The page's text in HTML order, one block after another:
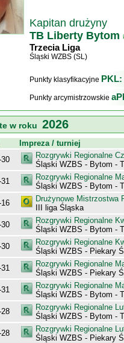
Kapitan drużyny
TB Liberty Bytom
Trzecia Liga
Śląski WZBS (SL)
Punkty klasyfikacyjne PKL:
Punkty arcymistrzowskie
w roku 2026
Impreza / turniej
Rozgrywki Regionalne
Śląski WZBS - Bytom -
Rozgrywki Regionalne
Śląski WZBS - Bytom -
Drużynowe Mistrzostwa
III liga Śląska
Rozgrywki Regionalne
Śląski WZBS - Bytom -
Rozgrywki Regionalne
Śląski WZBS - Piekary
Rozgrywki Regionalne
Śląski WZBS - Piekary
Rozgrywki Regionalne
Śląski WZBS - Bytom -
Rozgrywki Regionalne
Śląski WZBS - Bytom -
Rozgrywki Regionalne
Śląski WZBS - Piekary